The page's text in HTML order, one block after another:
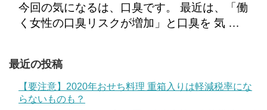
今回の気になるは、口臭です。 最近は、「働
く女性の口臭リスクが増加」と口臭を 気 …
最近の投稿
【要注意】2020年おせち料理 重箱入りは軽減税率にな
らないものも？